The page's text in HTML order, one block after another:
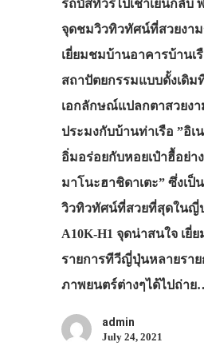
รถบัสทัวร์ไปเช้าเย็นกลั
จุดชมวิวทิวทัศน์ที่สวยงา
เยี่ยมชมบ้านอาคารบ้าน
สถาปัตยกรรมแบบดั้งเดิ
เอกลักษณ์แปลกตาสวยง
ประมงกับบ้านท่าเรือ ”อิเ
อิ่มอร่อยกับหอยเป๋าฮื้อย่า
มาโนะฮาชิดาเตะ” ซึ่งเ
วิวทิวทัศน์ที่สวยที่สุดในญี่
A10K-H1 จุดน่าสนใจ เยี่
รายการทีวีญี่ปุ่นหลายราย
ภาพยนตร์ต่างๆได้ไปถ่าย
admin
July 24, 2021